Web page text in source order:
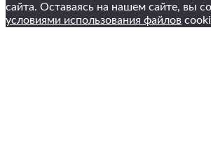
сайта. Оставаясь на нашем сайте, вы
условиями использования файлов